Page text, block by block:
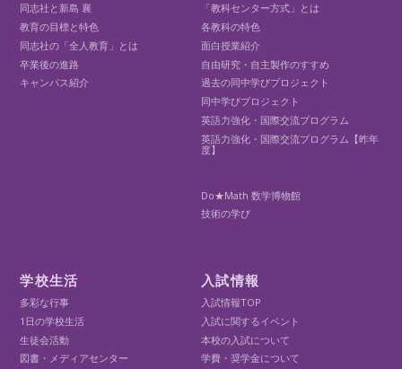
同志社と新島 襄
教育の目標と特色
同志社の「全人教育」とは
卒業後の進路
キャンパス紹介
「教科センター方式」とは
各教科の特色
面白授業紹介
自由研究・自主製作のすすめ
過去の同中学びプロジェクト
同中学びプロジェクト
英語力強化・国際交流プログラム
英語力強化・国際交流プログラム【昨年
度】
Do★Math 数学博物館
技術の学び
学校生活
多彩な行事
1日の学校生活
生徒会活動
図書・メディアセンター
入試情報
入試情報TOP
入試に関するイベント
本校の入試について
学費・奨学金について